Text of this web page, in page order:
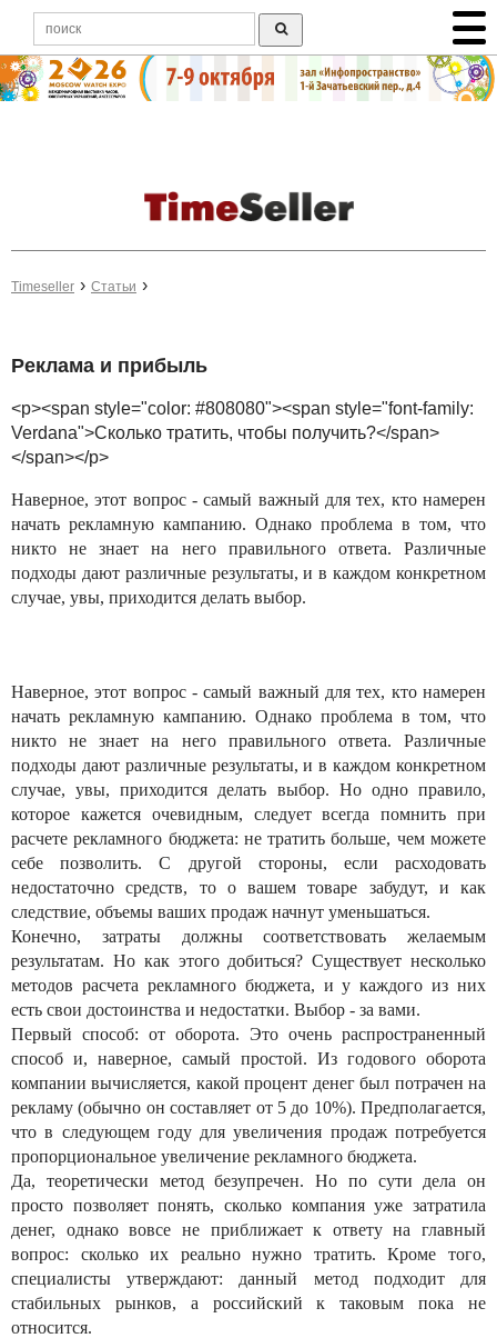
Timeseller Статьи
Реклама и прибыль
<p><span style="color: #808080"><span style="font-family:
Verdana">Сколько тратить, чтобы получить?</span>
</span></p>
Наверное, этот вопрос - самый важный для тех, кто намерен
начать рекламную кампанию. Однако проблема в том, что
никто не знает на него правильного ответа. Различные
подходы дают различные результаты, и в каждом конкретном
случае, увы, приходится делать выбор.
Наверное, этот вопрос - самый важный для тех, кто намерен
начать рекламную кампанию. Однако проблема в том, что
никто не знает на него правильного ответа. Различные
подходы дают различные результаты, и в каждом конкретном
случае, увы, приходится делать выбор. Но одно правило,
которое кажется очевидным, следует всегда помнить при
расчете рекламного бюджета: не тратить больше, чем можете
себе позволить. С другой стороны, если расходовать
недостаточно средств, то о вашем товаре забудут, и как
следствие, объемы ваших продаж начнут уменьшаться.
Конечно, затраты должны соответствовать желаемым
результатам. Но как этого добиться? Существует несколько
методов расчета рекламного бюджета, и у каждого из них
есть свои достоинства и недостатки. Выбор - за вами.
Первый способ: от оборота. Это очень распространенный
способ и, наверное, самый простой. Из годового оборота
компании вычисляется, какой процент денег был потрачен на
рекламу (обычно он составляет от 5 до 10%). Предполагается,
что в следующем году для увеличения продаж потребуется
пропорциональное увеличение рекламного бюджета.
Да, теоретически метод безупречен. Но по сути дела он
просто позволяет понять, сколько компания уже затратила
денег, однако вовсе не приближает к ответу на главный
вопрос: сколько их реально нужно тратить. Кроме того,
специалисты утверждают: данный метод подходит для
стабильных рынков, а российский к таковым пока не
относится.